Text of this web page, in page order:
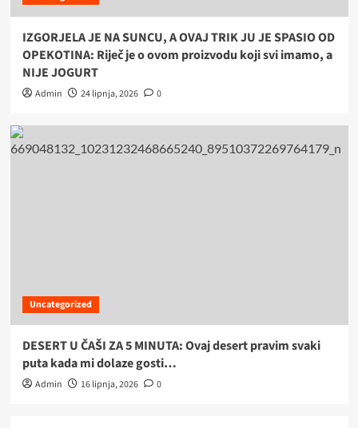
IZGORJELA JE NA SUNCU, A OVAJ TRIK JU JE SPASIO OD
OPEKOTINA: Riječ je o ovom proizvodu koji svi imamo, a
NIJE JOGURT
Admin 24 lipnja, 2026 0
Uncategorized
DESERT U ČAŠI ZA 5 MINUTA: Ovaj desert pravim svaki
puta kada mi dolaze gosti…
Admin 16 lipnja, 2026 0